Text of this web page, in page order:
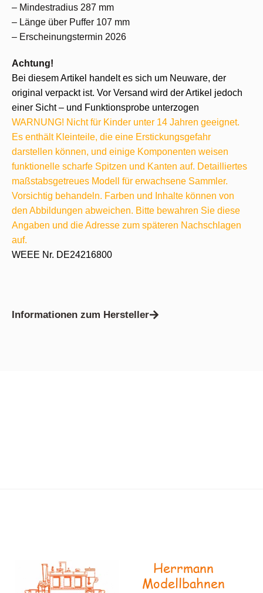
– Mindestradius 287 mm
– Länge über Puffer 107 mm
– Erscheinungstermin 2026
Achtung!
Bei diesem Artikel handelt es sich um Neuware, der
original verpackt ist. Vor Versand wird der Artikel jedoch
einer Sicht – und Funktionsprobe unterzogen
WARNUNG! Nicht für Kinder unter 14 Jahren geeignet.
Es enthält Kleinteile, die eine Erstickungsgefahr
darstellen können, und einige Komponenten weisen
funktionelle scharfe Spitzen und Kanten auf. Detailliertes
maßstabsgetreues Modell für erwachsene Sammler.
Vorsichtig behandeln. Farben und Inhalte können von
den Abbildungen abweichen. Bitte bewahren Sie diese
Angaben und die Adresse zum späteren Nachschlagen
auf.
WEEE Nr. DE24216800
Informationen zum Hersteller
Herrmann
Modellbahnen